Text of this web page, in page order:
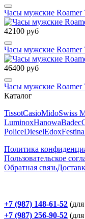
Часы мужские Roamer
42100 руб
Часы мужские Roamer
46400 руб
Часы мужские Roamer
Каталог
TissotCasioMidoSwiss
LuminoxHanowaBadec
PoliceDieselEdoxFestina
Политика
Пользовательское
Обратная связь
+7 (987) 148-61-52
+7 (987) 256-90-52